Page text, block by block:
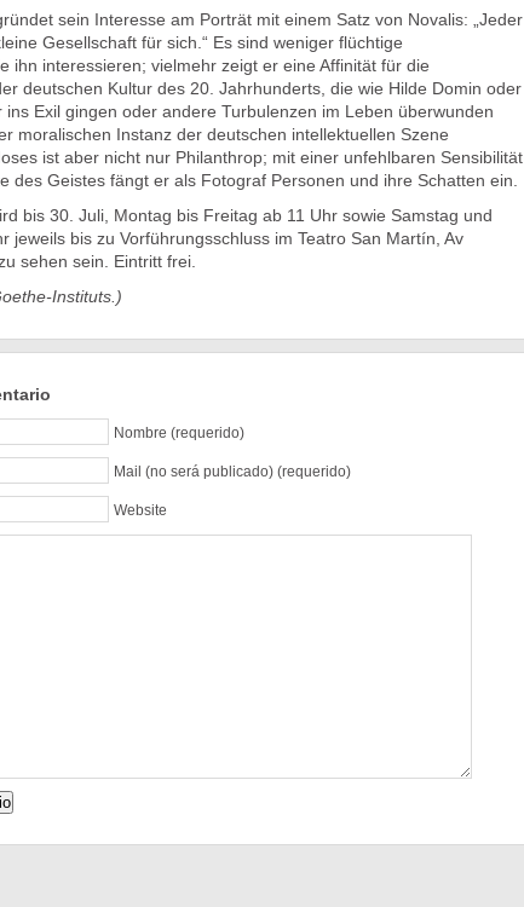
sein Interesse am Porträt mit einem Satz von Novalis: „Jeder
Gesellschaft für sich.“ Es sind weniger flüchtige
ihn interessieren; vielmehr zeigt er eine Affinität für die
deutschen Kultur des 20. Jahrhunderts, die wie Hilde Domin oder
ins Exil gingen oder andere Turbulenzen im Leben überwunden
moralischen Instanz der deutschen intellektuellen Szene
ist aber nicht nur Philanthrop; mit einer unfehlbaren Sensibilität
des Geistes fängt er als Fotograf Personen und ihre Schatten ein.
bis 30. Juli, Montag bis Freitag ab 11 Uhr sowie Samstag und
jeweils bis zu Vorführungsschluss im Teatro San Martín, Av
sehen sein. Eintritt frei.
Instituts.)
Nombre (requerido)
Mail (no será publicado) (requerido)
Website